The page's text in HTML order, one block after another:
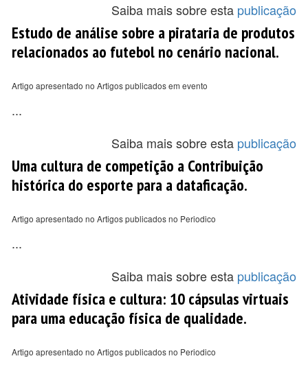
Saiba mais sobre esta publicação
Estudo de análise sobre a pirataria de produtos
relacionados ao futebol no cenário nacional.
Artigo apresentado no Artigos publicados em evento
...
Saiba mais sobre esta publicação
Uma cultura de competição a Contribuição
histórica do esporte para a dataficação.
Artigo apresentado no Artigos publicados no Periodico
...
Saiba mais sobre esta publicação
Atividade física e cultura: 10 cápsulas virtuais
para uma educação física de qualidade.
Artigo apresentado no Artigos publicados no Periodico